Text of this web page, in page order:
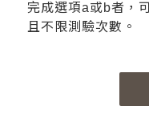
完成選項a或b者，
且不限測驗次數。